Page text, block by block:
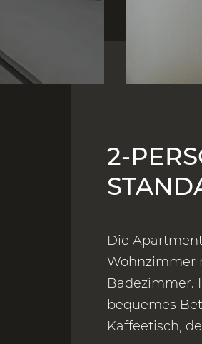
2-
Die
Wohnzimmer
Badezimmer.
bequemes
Kaffeetisch,